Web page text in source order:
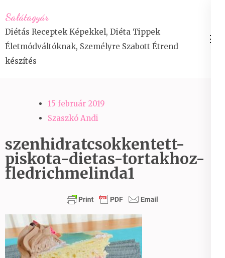
to
content
(Press
Enter)
Salátagyár
Diétás Receptek Képekkel, Diéta Tippek
Életmódváltóknak, Személyre Szabott Étrend
készítés
15 február 2019
Szaszkó Andi
szenhidratcsokkentett-
piskota-dietas-tortakhoz-
fledrichmelinda1